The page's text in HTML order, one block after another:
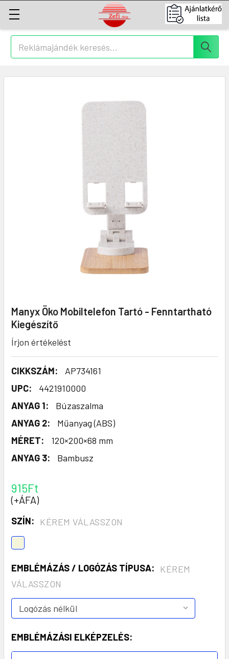
Keresés
Manyx Öko Mobiltelefon Tartó - Fenntartható
Kiegészítő
Írjon értékelést
CIKKSZÁM:
AP734161
UPC:
4421910000
ANYAG 1:
Búzaszalma
ANYAG 2:
Műanyag (ABS)
MÉRET:
120×200×68 mm
ANYAG 3:
Bambusz
915Ft
(+ÁFA)
SZÍN: KÉREM VÁLASSZON
EMBLÉMÁZÁS / LOGÓZÁS TÍPUSA:
KÉREM
VÁLASSZON
EMBLÉMÁZÁSI ELKÉPZELÉS: